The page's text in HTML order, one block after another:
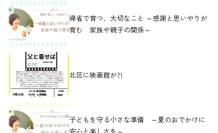
帰省で育つ、大切なこと ～感謝と思いやりが
育む 家族や親子の関係～
北区に映画館が?!
子どもを守る小さな準備 ～夏のおでかけに